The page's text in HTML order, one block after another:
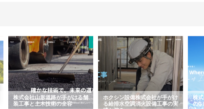
株式会社山形道路が手がける舗
装工事と土木技術の全容
ホクシン設備株式会社が手がけ
る給排水空調消火設備工事の実
株
の